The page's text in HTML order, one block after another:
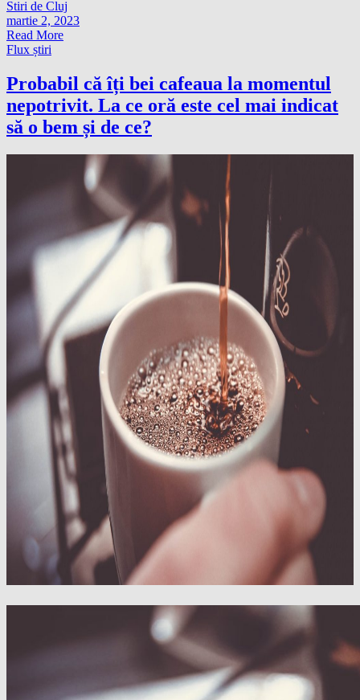
Stiri de Cluj
martie 2, 2023
Read More
Flux știri
Probabil că îți bei cafeaua la momentul
nepotrivit. La ce oră este cel mai indicat
să o bem și de ce?